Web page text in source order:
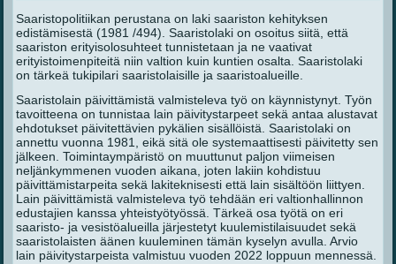
Saaristopolitiikan perustana on laki saariston kehityksen
edistämisestä (1981 /494). Saaristolaki on osoitus siitä, että
saariston erityisolosuhteet tunnistetaan ja ne vaativat
erityistoimenpiteitä niin valtion kuin kuntien osalta. Saaristolaki
on tärkeä tukipilari saaristolaisille ja saaristoalueille.
Saaristolain päivittämistä valmisteleva työ on käynnistynyt. Työn
tavoitteena on tunnistaa lain päivitystarpeet sekä antaa alustavat
ehdotukset päivitettävien pykälien sisällöistä. Saaristolaki on
annettu vuonna 1981, eikä sitä ole systemaattisesti päivitetty sen
jälkeen. Toimintaympäristö on muuttunut paljon viimeisen
neljänkymmenen vuoden aikana, joten lakiin kohdistuu
päivittämistarpeita sekä lakiteknisesti että lain sisältöön liittyen.
Lain päivittämistä valmisteleva työ tehdään eri valtionhallinnon
edustajien kanssa yhteistyötyössä. Tärkeä osa työtä on eri
saaristo- ja vesistöalueilla järjestetyt kuulemistilaisuudet sekä
saaristolaisten äänen kuuleminen tämän kyselyn avulla. Arvio
lain päivitystarpeista valmistuu vuoden 2022 loppuun mennessä.